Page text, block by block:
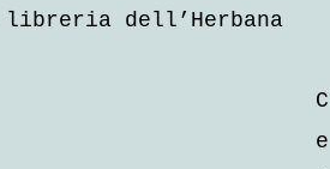
libreria dell’Herbana